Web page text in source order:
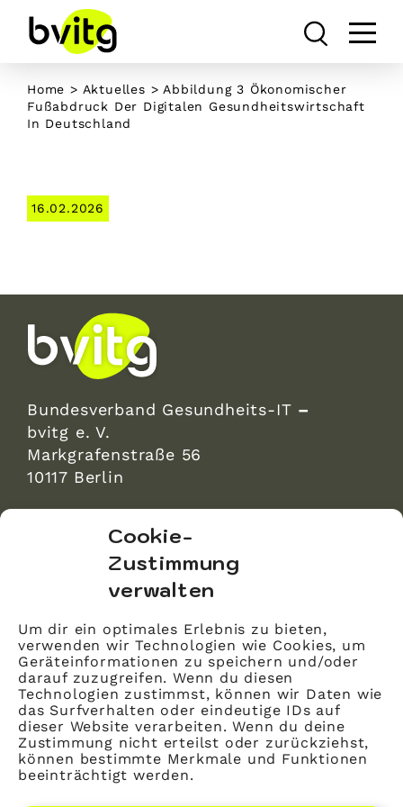
Cookie-
Zustimmung
verwalten
Um dir ein optimales Erlebnis zu bieten,
verwenden wir Technologien wie Cookies, um
Geräteinformationen zu speichern und/oder
darauf zuzugreifen. Wenn du diesen
Technologien zustimmst, können wir Daten wie
das Surfverhalten oder eindeutige IDs auf
dieser Website verarbeiten. Wenn du deine
Zustimmung nicht erteilst oder zurückziehst,
können bestimmte Merkmale und Funktionen
beeinträchtigt werden.
content
Home > Aktuelles > Abbildung 3 Ökonomischer
Fußabdruck Der Digitalen Gesundheitswirtschaft
In Deutschland
16.02.2026
Bundesverband Gesundheits-IT –
bvitg e. V.
Markgrafenstraße 56
10117 Berlin
Markgrafenstraße 56
10117 Berlin
Impressum
Kontakt
Datenschutz
Mitglied werden
LinkedIn
YouTube